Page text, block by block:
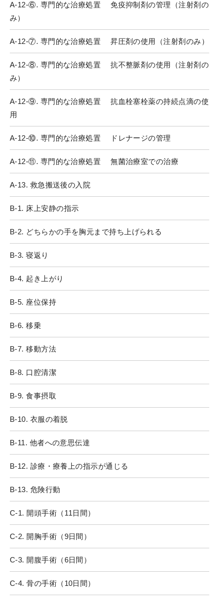
A-12-⑥. 専門的な治療処置 免疫抑制剤の管理（注射剤の
み）
A-12-⑦. 専門的な治療処置 昇圧剤の使用（注射剤のみ）
A-12-⑧. 専門的な治療処置 抗不整脈剤の使用（注射剤の
み）
A-12-⑨. 専門的な治療処置 抗血栓塞栓薬の持続点滴の使
用
A-12-⑩. 専門的な治療処置 ドレナージの管理
A-12-⑪. 専門的な治療処置 無菌治療室での治療
A-13. 救急搬送後の入院
B-1. 床上安静の指示
B-2. どちらかの手を胸元まで持ち上げられる
B-3. 寝返り
B-4. 起き上がり
B-5. 座位保持
B-6. 移乗
B-7. 移動方法
B-8. 口腔清潔
B-9. 食事摂取
B-10. 衣服の着脱
B-11. 他者への意思伝達
B-12. 診療・療養上の指示が通じる
B-13. 危険行動
C-1. 開頭手術（11日間）
C-2. 開胸手術（9日間）
C-3. 開腹手術（6日間）
C-4. 骨の手術（10日間）